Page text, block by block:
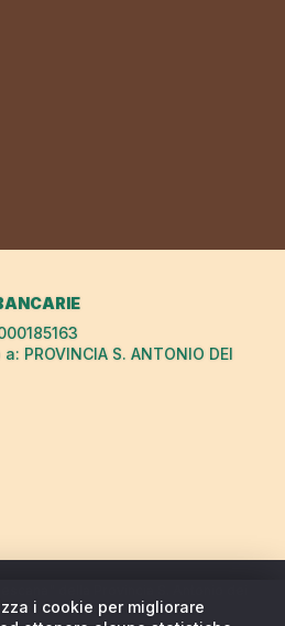
PROVINCIA S. ANTONIO DEI
i cookie per migliorare